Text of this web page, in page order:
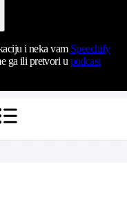
i neka vam Speechify
ga ili pretvori u podcast